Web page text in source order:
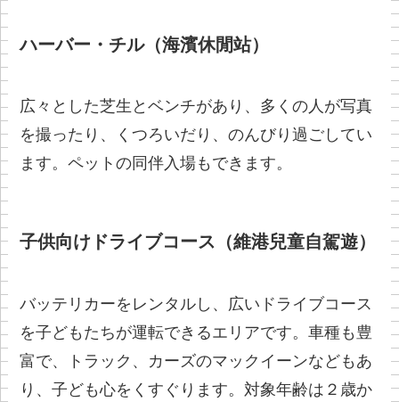
ハーバー・チル（海濱休閒站）
広々とした芝生とベンチがあり、多くの人が写真
を撮ったり、くつろいだり、のんびり過ごしてい
ます。ペットの同伴入場もできます。
子供向けドライブコース（維港兒童自駕遊）
バッテリカーをレンタルし、広いドライブコース
を子どもたちが運転できるエリアです。車種も豊
富で、トラック、カーズのマックイーンなどもあ
り、子ども心をくすぐります。対象年齢は２歳か